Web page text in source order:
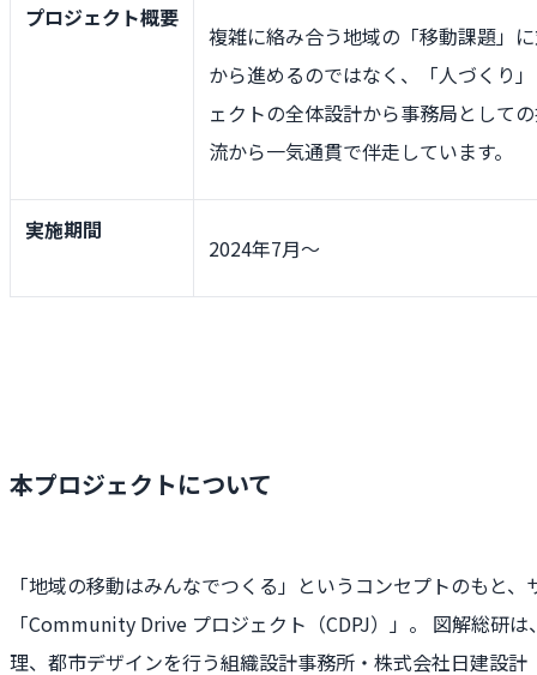
プロジェクト概要
複雑に絡み合う地域の「移動課題」
から進めるのではなく、「人づくり
ェクトの全体設計から事務局として
流から一気通貫で伴走しています。
実施期間
2024年7月〜
本プロジェクトについて
「地域の移動はみんなでつくる」というコンセプトのもと
「Community Drive プロジェクト（CDPJ）」。 図解総研
理、都市デザインを行う組織設計事務所・株式会社日建設